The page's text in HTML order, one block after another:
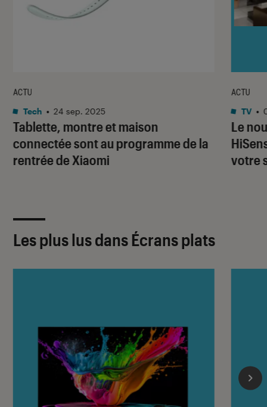
Tablette, montre et maison
connectée sont au programme de la
rentrée de Xiaomi
ACTU
Tech • 24 sep. 2025
Le
votre
ACTU
TV •
Les plus lus dans Écrans plats